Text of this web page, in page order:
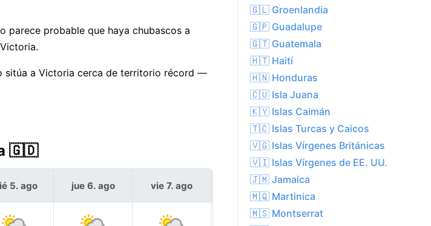
parece probable que haya chubascos a
sitúa a Victoria cerca de territorio récord —
🇬🇩
5. ago jue 6. ago vie 7. ago sáb 8. ago
🇬🇱 Groenlandia
🇬🇵 Guadalupe
🇬🇹 Guatemala
🇭🇹 Haití
🇭🇳 Honduras
🇨🇺 Isla Juana
🇰🇾 Islas Caimán
🇹🇨 Islas Turcas y Caicos
🇻🇬 Islas Vírgenes Británicas
🇻🇮 Islas Vírgenes de EE. UU.
🇯🇲 Jamaica
🇲🇶 Martinica
🇲🇸 Montserrat